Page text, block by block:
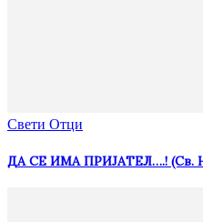
Свети Отци
ДА СЕ ИМА ПРИЈАТЕЛ….! (Св.